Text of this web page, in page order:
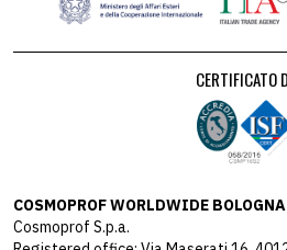
CERTIFICATO
COSMOPROF WORLDWIDE BOLOGNA
Cosmoprof S.p.a.